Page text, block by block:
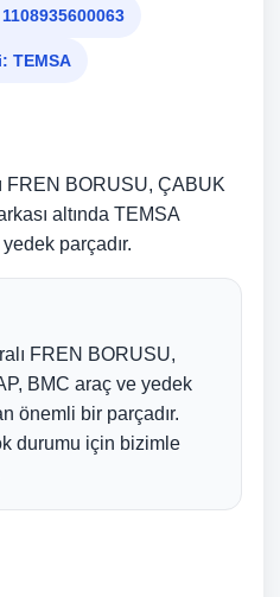
1108935600063
TEMSA
FREN BORUSU, ÇABUK
altında TEMSA
parçadır.
FREN BORUSU,
BMC araç ve yedek
önemli bir parçadır.
durumu için bizimle